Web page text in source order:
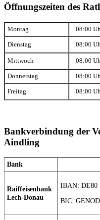
Öffnungszeiten des
Montag 08:00
Dienstag 08:00
Mittwoch 08:00
Donnerstag 08:00
Freitag 08:00
Bankverbindung der
Aindling
Bank
Raiffeisenbank
Lech-Donau
IBAN: DE80
BIC: